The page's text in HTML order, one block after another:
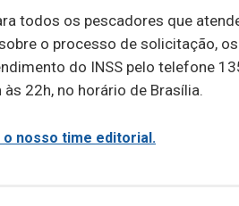
todos os pescadores que
o processo de solicitação,
do INSS pelo telefone
22h, no horário de Brasília.
o nosso time editorial.